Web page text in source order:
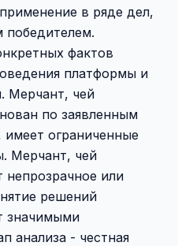
в ряде дел,
победителем.
фактов
платформы и
Мерчант, чей
по заявленным
ограниченные
Мерчант, чей
непрозрачное или
решений
значимыми
анализа - честная